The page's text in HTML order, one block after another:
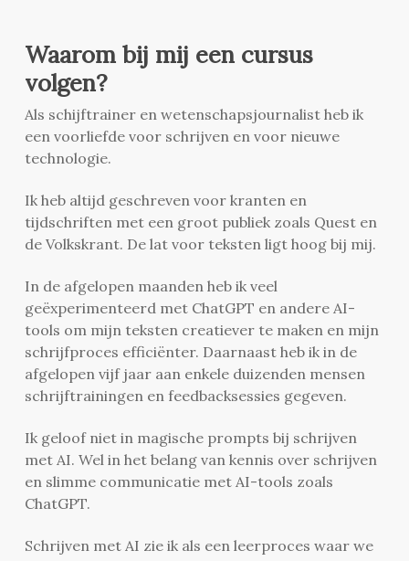
Waarom bij mij een cursus
volgen?
Als schijftrainer en wetenschapsjournalist heb ik
een voorliefde voor schrijven en voor nieuwe
technologie.
Ik heb altijd geschreven voor kranten en
tijdschriften met een groot publiek zoals Quest en
de Volkskrant. De lat voor teksten ligt hoog bij mij.
In de afgelopen maanden heb ik veel
geëxperimenteerd met ChatGPT en andere AI-
tools om mijn teksten creatiever te maken en mijn
schrijfproces efficiënter. Daarnaast heb ik in de
afgelopen vijf jaar aan enkele duizenden mensen
schrijftrainingen en feedbacksessies gegeven.
Ik geloof niet in magische prompts bij schrijven
met AI. Wel in het belang van kennis over schrijven
en slimme communicatie met AI-tools zoals
ChatGPT.
Schrijven met AI zie ik als een leerproces waar we